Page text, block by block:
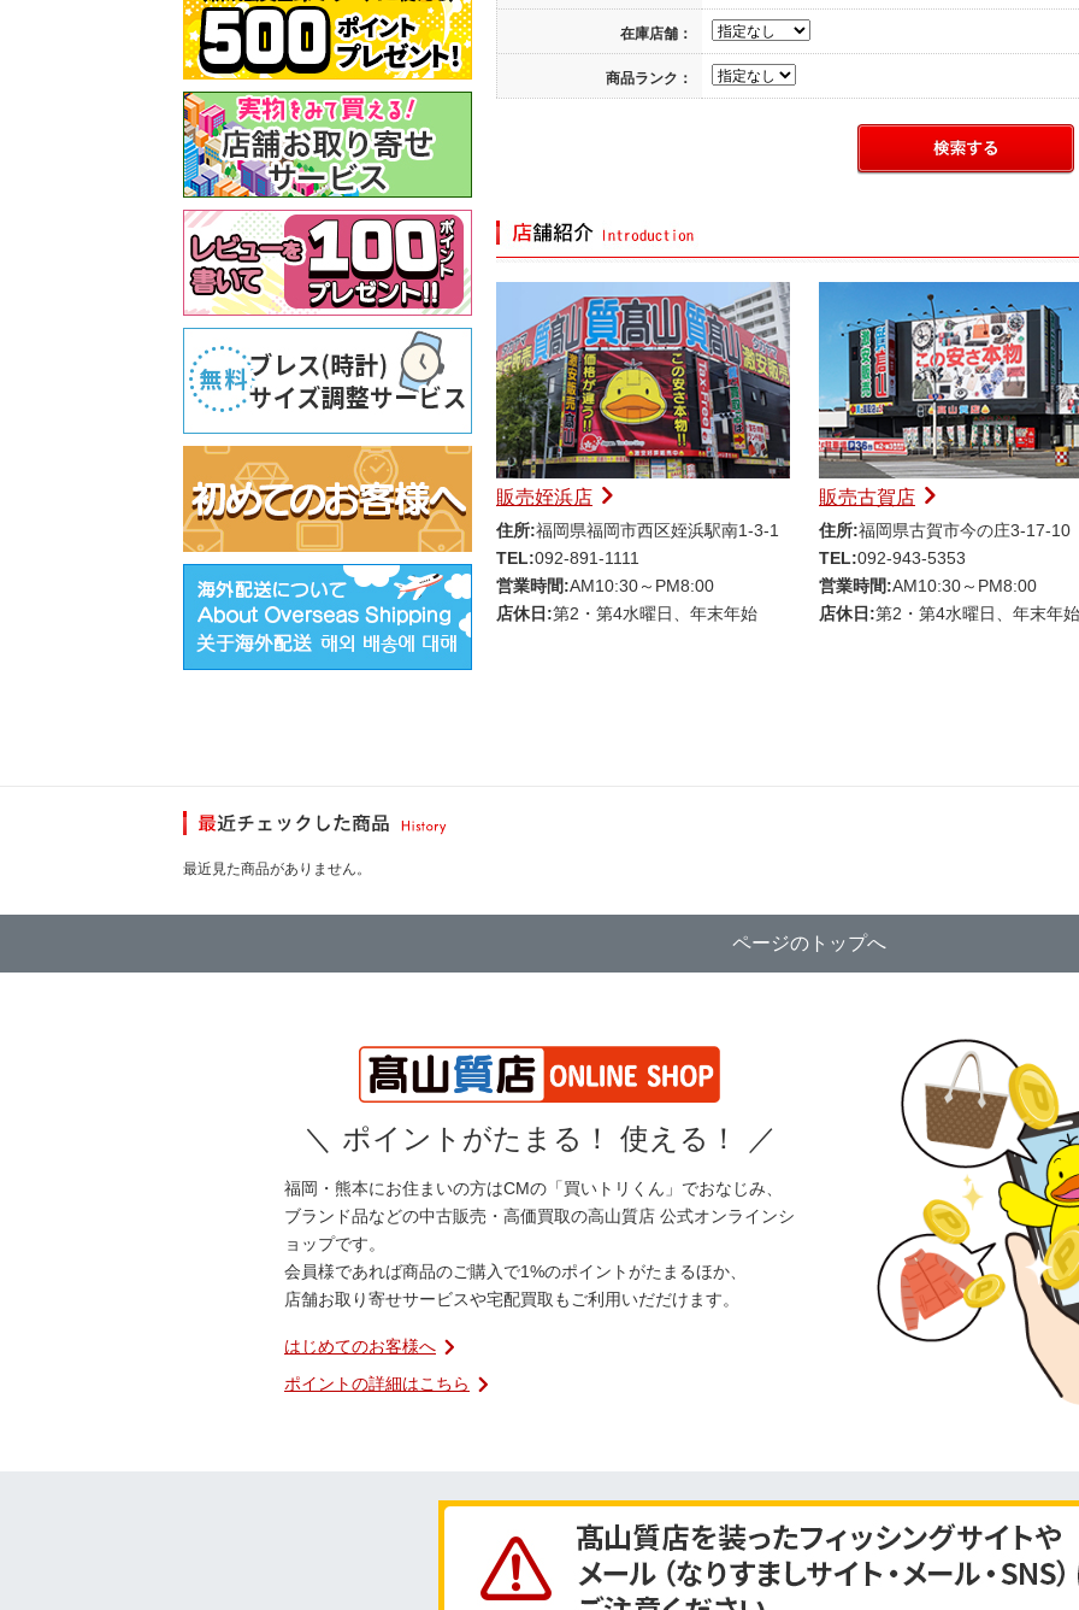
在庫店舗：
商品ランク：
販売姪浜店
住所:福岡県福岡市西区姪浜駅南1-3-1
TEL:092-891-1111
営業時間:AM10:30～PM8:00
店休日:第2・第4水曜日、年末年始
販売古賀店
住所:福岡県古賀市今の庄3-17-10
TEL:092-943-5353
営業時間:AM10:30～PM8:00
店休日:第2・第4水曜日、年末年始
最近見た商品がありません。
ページのトップへ
＼ ポイントがたまる！ 使える！ ／
福岡・熊本にお住まいの方はCMの「買いトリくん」でおなじみ、
ブランド品などの中古販売・高価買取の高山質店 公式オンラインシ
ョップです。
会員様であれば商品のご購入で1%のポイントがたまるほか、
店舗お取り寄せサービスや宅配買取もご利用いだだけます。
はじめてのお客様へ
ポイントの詳細はこちら